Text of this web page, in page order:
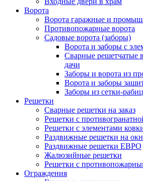
Ворота
Ворота гаражные и
Противопожарные ворота
Садовые ворота (заборы)
Ворота и заборы с
Сварные решетчатые
дачи
Заборы и ворота из
Ворота и заборы
Заборы из сетки-
Решетки
Сварные решетки на заказ
Решетки с
Решетки с элементами
Раздвижные решетки на
Раздвижные решетки ЕВРО
Жалюзийные решетки
Решетки с
Ограждения